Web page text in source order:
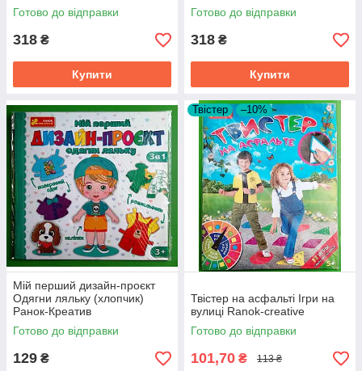
Готово до відправки
318 ₴
Купити
Готово до відправки
318 ₴
Купити
Мій перший дизайн-проєкт
Одягни ляльку (хлопчик)
Ранок-Креатив
Готово до відправки
129 ₴
Твістер –10%
Твістер на асфальті Ігри на
вулиці Ranok-creative
Готово до відправки
101,70 ₴ 113 ₴